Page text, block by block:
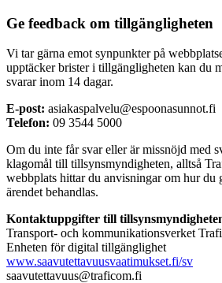
Ge feedback om tillgängligheten
Vi tar gärna emot synpunkter på
upptäcker brister i tillgängligheten kan du
svarar inom 14 dagar.
E-post: asiakaspalvelu@espoonasunnot.fi
Telefon: 09 3544 5000
Om du inte får svar eller är missnöjd med
klagomål till tillsynsmyndigheten, alltså
webbplats hittar du anvisningar om hur du
ärendet behandlas.
Kontaktuppgifter till
Transport- och kommunikationsverket
Enheten för digital tillgänglighet
www.saavutettavuusvaatimukset.fi/sv
saavutettavuus@traficom.fi